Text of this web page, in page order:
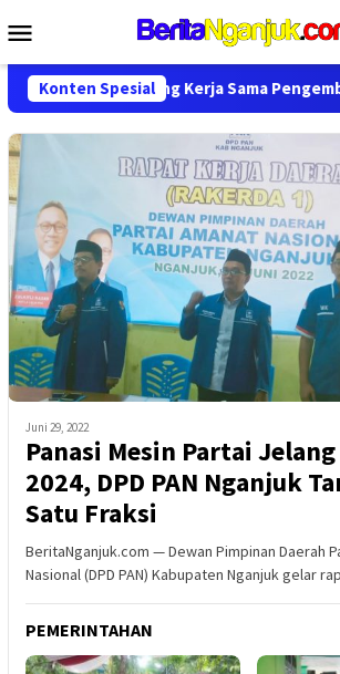
ke
Mobile
Konten Spesial
Perpanjang Kerja Sama Pengembangan
Juni 29, 2022
Panasi Mesin Partai
2024, DPD PAN Nganjuk
Satu Fraksi
BeritaNganjuk.com — Dewan Pimpinan Daerah
Nasional (DPD PAN) Kabupaten Nganjuk gelar
PEMERINTAHAN